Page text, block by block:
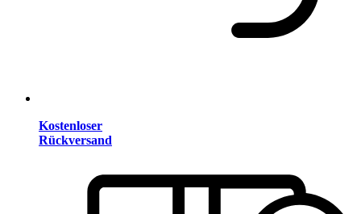
Kostenloser
Rückversand